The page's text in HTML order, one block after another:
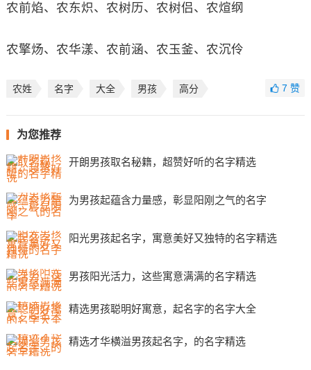
农前焰、农东炽、农树历、农树侣、农煊纲
农擎炀、农华漾、农前涵、农玉釜、农沉伶
农姓 名字 大全 男孩 高分 7赞
为您推荐
开朗男孩取名秘籍，超赞好听的名字精选
为男孩起蕴含力量感，彰显阳刚之气的名字
阳光男孩起名字，寓意美好又独特的名字精选
男孩阳光活力，这些寓意满满的名字精选
精选男孩聪明好寓意，起名字的名字大全
精选才华横溢男孩起名字，的名字精选